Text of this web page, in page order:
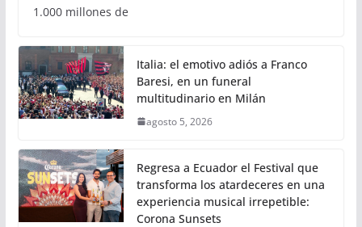
1.000 millones de
Italia: el emotivo adiós a Franco
Baresi, en un funeral
multitudinario en Milán
agosto 5, 2026
Regresa a Ecuador el Festival que
transforma los atardeceres en una
experiencia musical irrepetible:
Corona Sunsets